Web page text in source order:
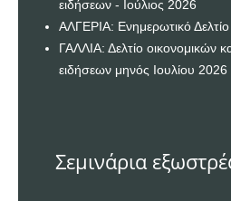
ειδήσεων - Ιούλιος 2026
ΑΛΓΕΡΙΑ: Ενημερωτικό
ΓΑΛΛΙΑ: Δελτίο οικονομικών
ειδήσεων μηνός Ιουλίου 2026
Σεμινάρια